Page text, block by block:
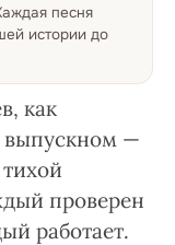
песня
истории до
как
выпускном —
проверен
работает.